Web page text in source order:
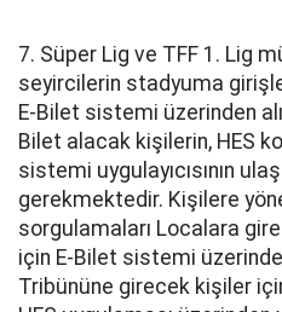
7. Süper Lig ve TFF 1. Lig
seyircilerin stadyuma
E-Bilet sistemi üzerinden
Bilet alacak kişilerin, HES
sistemi uygulayıcısının
gerekmektedir. Kişilere
sorgulamaları Localara
için E-Bilet sistemi
Tribününe girecek kişiler